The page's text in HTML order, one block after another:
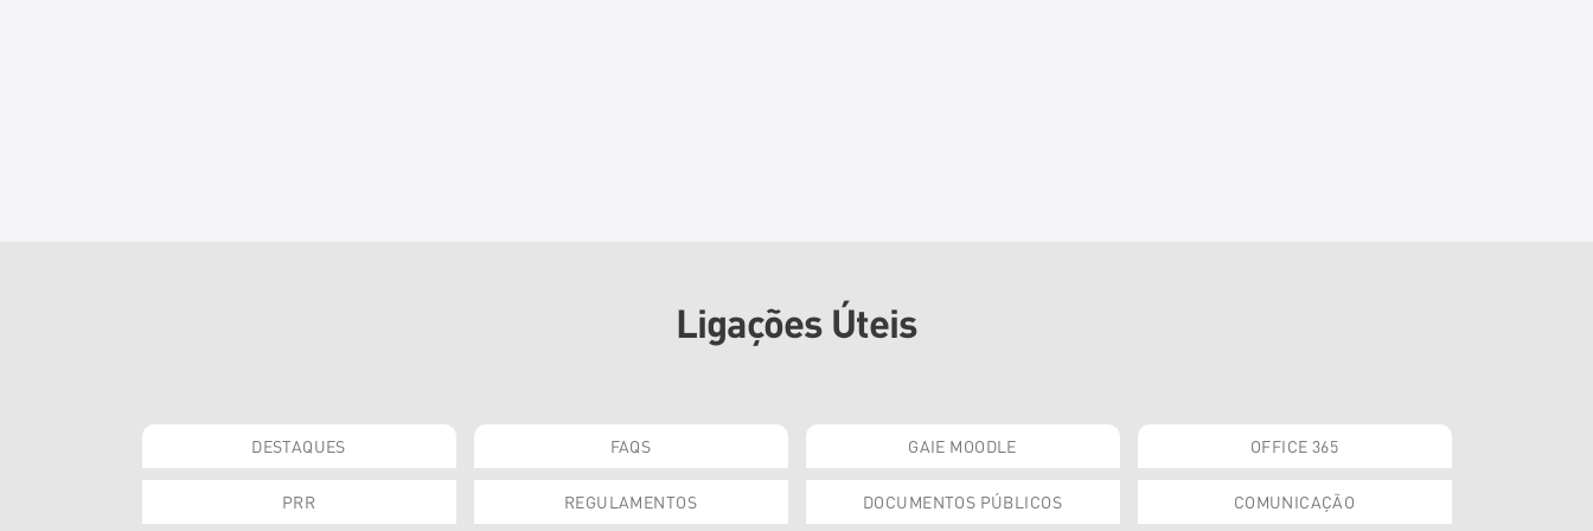
Ligações Úteis
DESTAQUES FAQS GAIE MOODLE OFFICE 365
PRR REGULAMENTOS DOCUMENTOS PÚBLICOS COMUNICAÇÃO